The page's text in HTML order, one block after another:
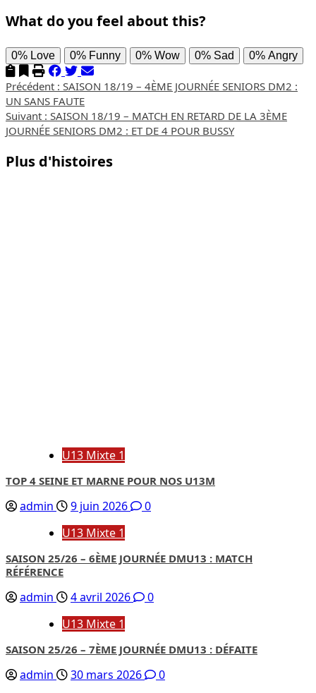
What do you feel about this?
0% Love 0% Funny 0% Wow 0% Sad 0% Angry
Navigation
d’article
Précédent : SAISON 18/19 – 4ÈME JOURNÉE SENIORS DM2 :
UN SANS FAUTE
Suivant : SAISON 18/19 – MATCH EN RETARD DE LA 3ÈME
JOURNÉE SENIORS DM2 : ET DE 4 POUR BUSSY
Plus d'histoires
U13 Mixte 1
TOP 4 SEINE ET MARNE POUR NOS U13M
admin 9 juin 2026
0
U13 Mixte 1
SAISON 25/26 – 6ÈME JOURNÉE DMU13 : MATCH
RÉFÉRENCE
admin 4 avril 2026
0
U13 Mixte 1
SAISON 25/26 – 7ÈME JOURNÉE DMU13 : DÉFAITE
admin 30 mars 2026 0